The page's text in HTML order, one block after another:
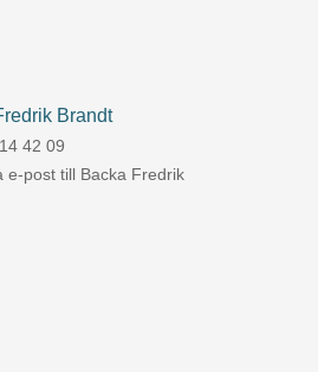
Brandt
42 09
e-post till Backa Fredrik